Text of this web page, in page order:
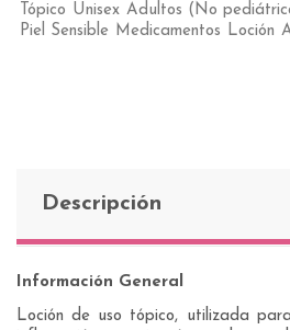
Tópico Unisex Adultos (No
Piel Sensible
Medicamentos Loción
Descripción
Información General
Loción de uso tópico, utilizada